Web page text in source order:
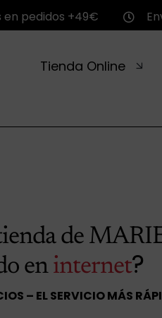
en pedidos +49€
Tienda Online
de
en internet?
– EL SERVICIO MÁS